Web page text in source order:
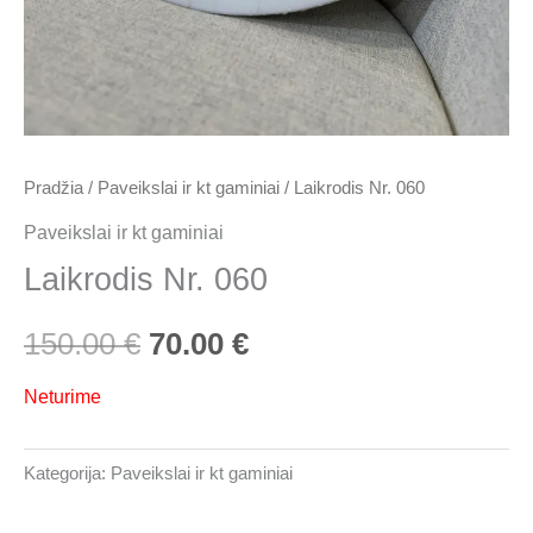
Pradžia / Paveikslai ir kt gaminiai / Laikrodis Nr. 060
Paveikslai ir kt gaminiai
Laikrodis Nr. 060
150.00€ 70.00 €
Neturime
Kategorija: Paveikslai ir kt gaminiai